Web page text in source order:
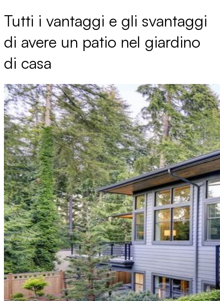
Tutti i vantaggi e gli svantaggi
di avere un patio nel giardino
di casa